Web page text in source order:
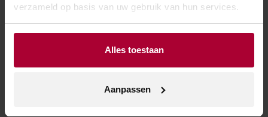
verzameld op basis van uw gebruik van hun services.
Alles toestaan
Aanpassen